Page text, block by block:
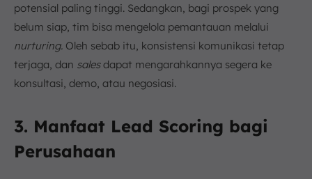
potensial paling tinggi. Sedangkan, bagi prospek yang
belum siap, tim bisa mengelola pemantauan melalui
nurturing. Oleh sebab itu, konsistensi komunikasi tetap
terjaga, dan salesdapat mengarahkannya segera ke
konsultasi, demo, atau negosiasi.
3. Manfaat Lead Scoring bagi
Perusahaan